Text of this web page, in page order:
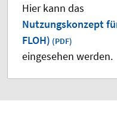
Hier kann das
Nutzungskonzept
FLOH)
eingesehen werden.